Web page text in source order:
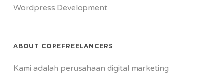
Wordpress Development
ABOUT COREFREELANCERS
Kami adalah perusahaan digital marketing